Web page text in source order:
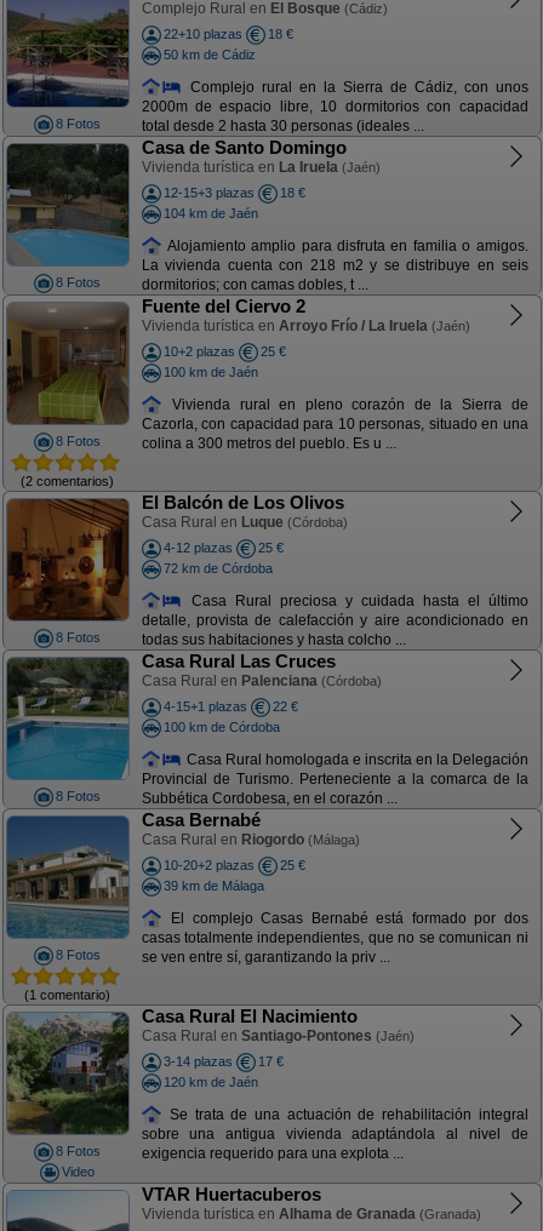
8 Fotos
Complejo Rural en El Bosque (Cádiz)
22+10 plazas
18 €
50 km de Cádiz
Complejo rural en la Sierra de Cádiz, con unos
2000m de espacio libre, 10 dormitorios con capacidad
total desde 2 hasta 30 personas (ideales ...
8 Fotos
Casa de Santo Domingo
Vivienda turística en La Iruela (Jaén)
12-15+3 plazas
18 €
104 km de Jaén
Alojamiento amplio para disfruta en familia o amigos.
La vivienda cuenta con 218 m2 y se distribuye en seis
dormitorios; con camas dobles, t ...
8 Fotos
(2 comentarios)
Fuente del Ciervo 2
Vivienda turística en Arroyo Frío / La Iruela (Jaén)
10+2 plazas
25 €
100 km de Jaén
Vivienda rural en pleno corazón de la Sierra de
Cazorla, con capacidad para 10 personas, situado en una
colina a 300 metros del pueblo. Es u ...
8 Fotos
El Balcón de Los Olivos
Casa Rural en Luque (Córdoba)
4-12 plazas
25 €
72 km de Córdoba
Casa Rural preciosa y cuidada hasta el último
detalle, provista de calefacción y aire acondicionado en
todas sus habitaciones y hasta colcho ...
8 Fotos
Casa Rural Las Cruces
Casa Rural en Palenciana (Córdoba)
4-15+1 plazas
22 €
100 km de Córdoba
Casa Rural homologada e inscrita en la Delegación
Provincial de Turismo. Perteneciente a la comarca de la
Subbética Cordobesa, en el corazón ...
8 Fotos
(1 comentario)
Casa Bernabé
Casa Rural en Riogordo (Málaga)
10-20+2 plazas
25 €
39 km de Málaga
El complejo Casas Bernabé está formado por dos
casas totalmente independientes, que no se comunican ni
se ven entre sí, garantizando la priv ...
8 Fotos
Video
Casa Rural El Nacimiento
Casa Rural en Santiago-Pontones (Jaén)
3-14 plazas
17 €
120 km de Jaén
Se trata de una actuación de rehabilitación integral
sobre una antigua vivienda adaptándola al nivel de
exigencia requerido para una explota ...
VTAR Huertacuberos
Vivienda turística en Alhama de Granada (Granada)